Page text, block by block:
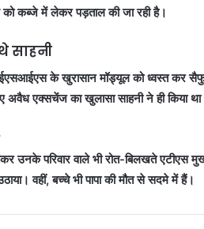
कब्जे में लेकर पड़ताल की जा रही है।
साहनी
के खुरासान मॉड्यूल को ध्वस्त कर
अवैध एक्सचेंज का खुलासा साहनी ने ही किया
उनके परिवार वाले भी रोत-बिलखते एटीएस
वहीं, बच्चे भी पापा की मौत से सदमे में हैं।